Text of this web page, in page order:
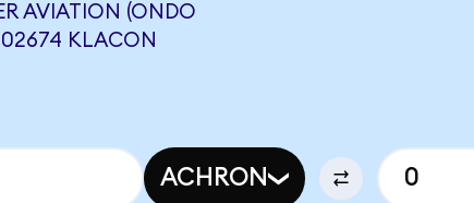
AVIATION (ONDO
KLACON
ACHRON